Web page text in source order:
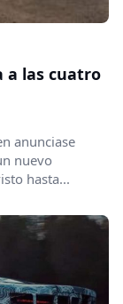
a las cuatro
anunciase
nuevo
hasta...